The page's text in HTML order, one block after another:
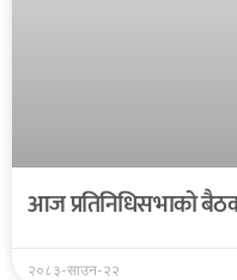
आज प्रतिनिधिसभाको
२०८३-साउन-२२